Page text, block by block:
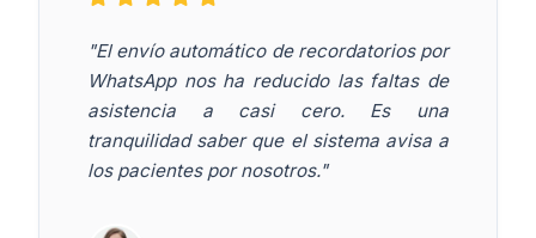
"El envío automático de recordatorios por
WhatsApp nos ha reducido las faltas de
asistencia a casi cero. Es una
tranquilidad saber que el sistema avisa a
los pacientes por nosotros."